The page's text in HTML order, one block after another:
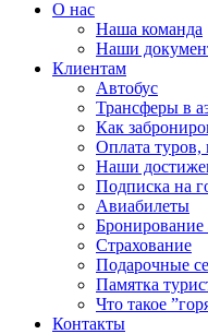
О нас
Наша команда
Наши
Клиентам
Автобус
Трансферы в
Как
Оплата туров,
Наши
Подписка на
Авиабилеты
Бронирование
Страхование
Подарочные
Памятка
Что такое
Контакты